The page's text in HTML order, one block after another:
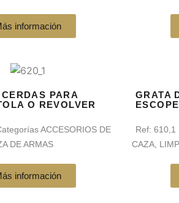
información
PARA
O REVOLVER
ACCESORIOS DE
DE ARMAS
información
GRATA
Ref:610,1
CAZA,